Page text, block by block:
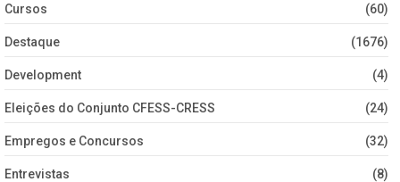
Cursos (60)
Destaque (1676)
Development (4)
Eleições do Conjunto CFESS-CRESS (24)
Empregos e Concursos (32)
Entrevistas (8)